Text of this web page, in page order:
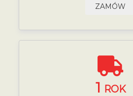
ZAMÓW
1 ROK